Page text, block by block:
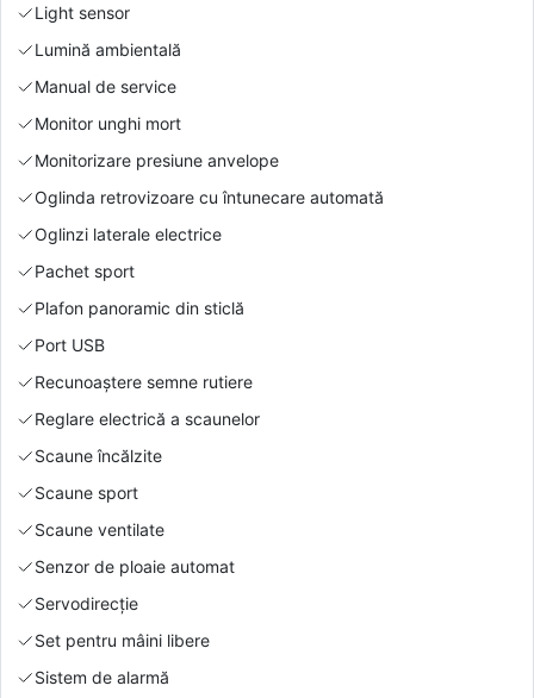
Light sensor
Lumină ambientală
Manual de service
Monitor unghi mort
Monitorizare presiune anvelope
Oglinda retrovizoare cu întunecare automată
Oglinzi laterale electrice
Pachet sport
Plafon panoramic din sticlă
Port USB
Recunoaștere semne rutiere
Reglare electrică a scaunelor
Scaune încălzite
Scaune sport
Scaune ventilate
Senzor de ploaie automat
Servodirecție
Set pentru mâini libere
Sistem de alarmă